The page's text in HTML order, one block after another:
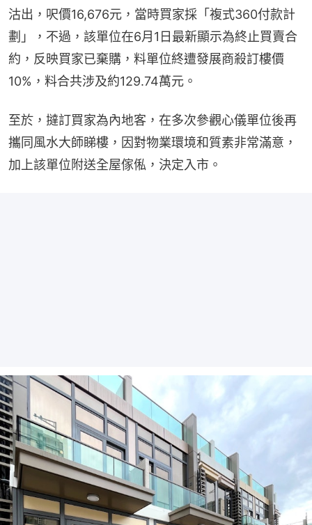
沽出，呎價16,676元，當時買家採「複式360付款計
劃」，不過，該單位在6月1日最新顯示為終止買賣合
約，反映買家已棄購，料單位終遭發展商殺訂樓價
10%，料合共涉及約129.74萬元。
至於，撻訂買家為內地客，在多次參觀心儀單位後再
攜同風水大師睇樓，因對物業環境和質素非常滿意，
加上該單位附送全屋傢俬，決定入市。